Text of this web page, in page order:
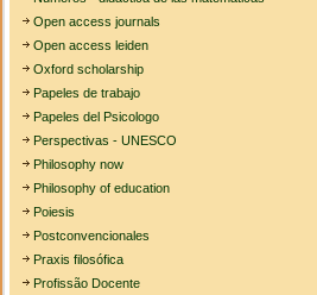
Open access journals
Open access leiden
Oxford scholarship
Papeles de trabajo
Papeles del Psicologo
Perspectivas - UNESCO
Philosophy now
Philosophy of education
Poiesis
Postconvencionales
Praxis filosófica
Profissão Docente